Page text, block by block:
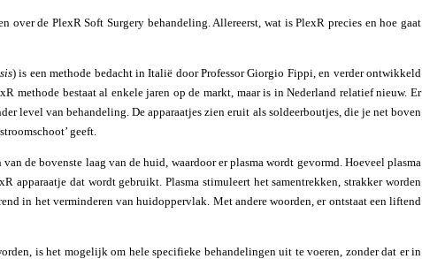
over de PlexR Soft Surgery behandeling. Allereerst, wat is PlexR precies en hoe gaat
) is een methode bedacht in Italië door Professor Giorgio Fippi, en verder ontwikkeld
methode bestaat al enkele jaren op de markt, maar is in Nederland relatief nieuw. Er
level van behandeling. De apparaatjes zien eruit als soldeerboutjes, die je net boven
geeft.
de bovenste laag van de huid, waardoor er plasma wordt gevormd. Hoeveel plasma
apparaatje dat wordt gebruikt. Plasma stimuleert het samentrekken, strakker worden
in het verminderen van huidoppervlak. Met andere woorden, er ontstaat een liftend
is het mogelijk om hele specifieke behandelingen uit te voeren, zonder dat er in